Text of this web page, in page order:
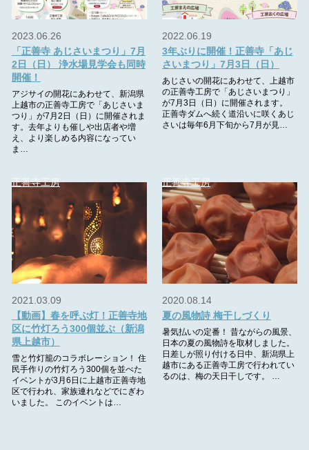
2023.06.26
「正善寺 あじさいまつり」7月
2日（日） 浄水場見学会も同時
開催！
アジサイの開花にあわせて、新潟県
上越市の正善寺工房で「あじさいま
つり」が7月2日（日）に開催されま
す。去年よりも催しや出店者や増
え、より楽しめる内容になってい
ま…
2022.06.19
3年ぶりに開催！正善寺「あじ
さいまつり」7月3日（日）
あじさいの開花にあわせて、上越市
の正善寺工房で「あじさいまつり」
が7月3日（日）に開催されます。
正善寺ダムへ続く道沿いに咲くあじ
さいは毎年6月下旬から7月が見…
正善寺工房
2021.03.09
【動画】春を呼ぶ灯！正善寺地
区に竹灯ろう300個並ぶ（新潟
県上越市）
雪と竹灯籠のコラボレーション！ 住
民手作りの竹灯ろう300個を並べた
イベントが3月6日に上越市正善寺地
区で行われ、家族連れなどでにぎわ
いました。 このイベントは…
正善寺工房
2020.08.14
夏の風物詩 梅干しづくり
暑気払いの定番！ 昔ながらの風景、
日本の夏の風物詩を取材しました。
日差しが照り付ける日中、新潟県上
越市にある正善寺工房で行われてい
るのは、梅の天日干しです。 …